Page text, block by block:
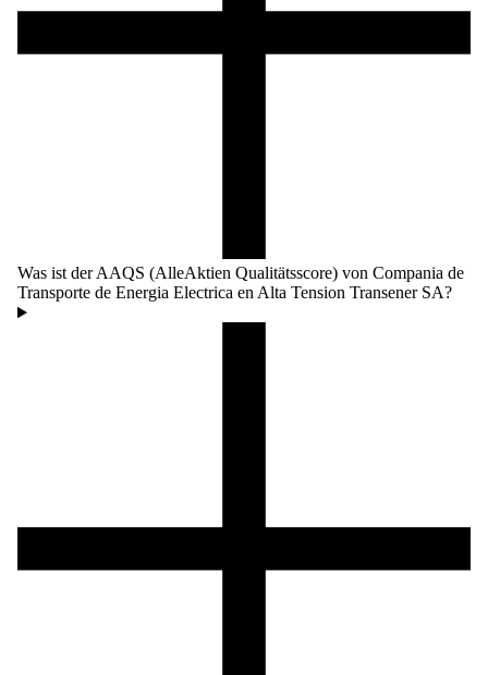
Was ist der AAQS (AlleAktien Qualitätsscore) von Compania de
Transporte de Energia Electrica en Alta Tension Transener SA?